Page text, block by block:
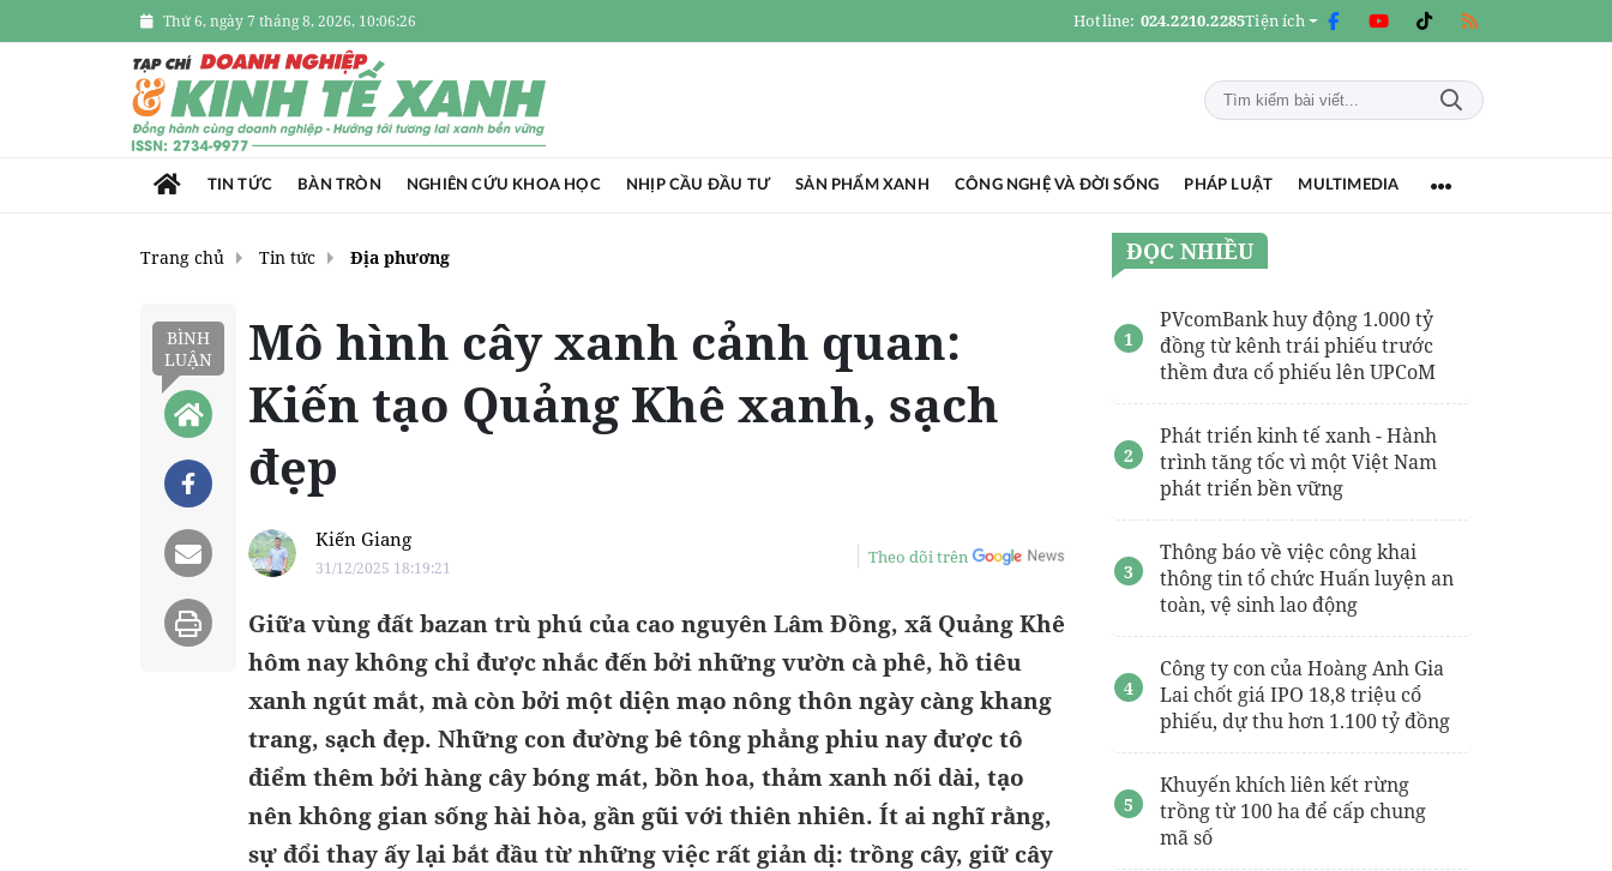
Thứ 6, ngày 7 tháng 8, 2026, 10:06:27 Hotline: 024.2210.2285Tiện ích
TIN TỨC BÀN TRÒN NGHIÊN CỨU KHOA HỌC NHỊP CẦU ĐẦU TƯ SẢN PHẨM XANH CÔNG NGHỆ VÀ ĐỜI SỐNG PHÁP LUẬT MULTIMEDIA
Trang chủ Tin tức Địa phương
BÌNH
LUẬN
Mô hình cây xanh cảnh quan:
Kiến tạo Quảng Khê xanh, sạch
đẹp
Kiến Giang
31/12/2025 18:19:21
Theo dõi trên
Giữa vùng đất bazan trù phú của cao nguyên Lâm Đồng, xã Quảng Khê
hôm nay không chỉ được nhắc đến bởi những vườn cà phê, hồ tiêu
xanh ngút mắt, mà còn bởi một diện mạo nông thôn ngày càng khang
trang, sạch đẹp. Những con đường bê tông phẳng phiu nay được tô
điểm thêm bởi hàng cây bóng mát, bồn hoa, thảm xanh nối dài, tạo
nên không gian sống hài hòa, gần gũi với thiên nhiên. Ít ai nghĩ rằng,
sự đổi thay ấy lại bắt đầu từ những việc rất giản dị: trồng cây, giữ cây
ĐỌC NHIỀU
PVcomBank huy động 1.000 tỷ
đồng từ kênh trái phiếu trước
thềm đưa cổ phiếu lên UPCoM
Phát triển kinh tế xanh - Hành
trình tăng tốc vì một Việt Nam
phát triển bền vững
Thông báo về việc công khai
thông tin tổ chức Huấn luyện an
toàn, vệ sinh lao động
Công ty con của Hoàng Anh Gia
Lai chốt giá IPO 18,8 triệu cổ
phiếu, dự thu hơn 1.100 tỷ đồng
Khuyến khích liên kết rừng
trồng từ 100 ha để cấp chung
mã số